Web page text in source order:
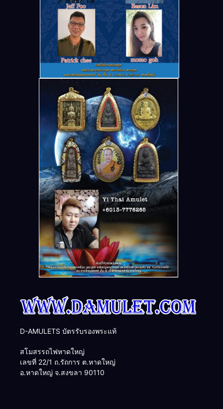
D-AMULETS บัตรรับรองพระแท้
สโมสรรถไฟหาดใหญ่
เลขที่ 22/1 ถ.รัถการ ต.หาดใหญ่
อ.หาดใหญ่ จ.สงขลา 90110